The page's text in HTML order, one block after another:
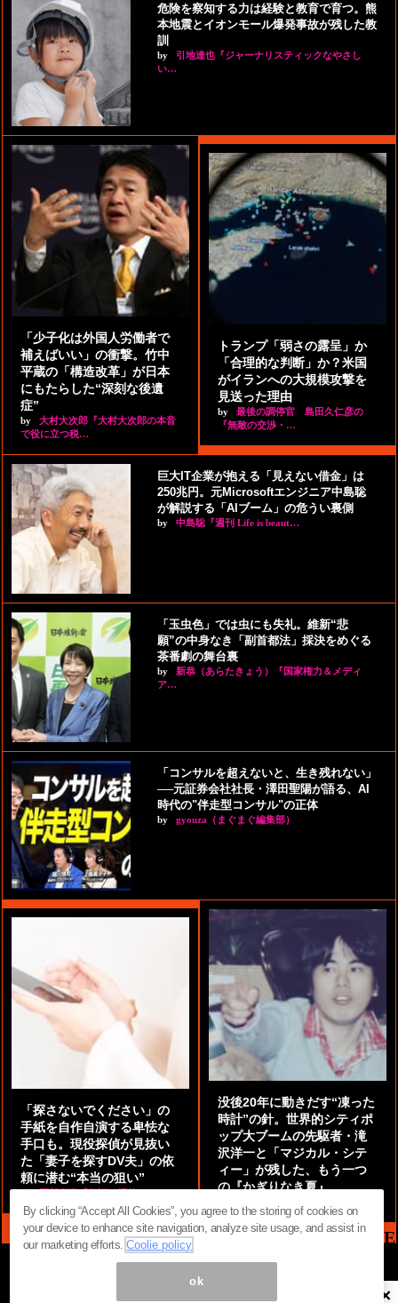
危険を察知する力は経験と教育で育つ。熊
本地震とイオンモール爆発事故が残した教
訓
by
引地達也『ジャーナリスティックなやさし
い…
「少子化は外国人労働者で
補えばいい」の衝撃。竹中
平蔵の「構造改革」が日本
にもたらした“深刻な後遺
症”
by
大村大次郎『大村大次郎の本音
で役に立つ税…
トランプ「弱さの露呈」か
「合理的な判断」か？米国
がイランへの大規模攻撃を
見送った理由
by
最後の調停官 島田久仁彦の
『無敵の交渉・…
巨大IT企業が抱える「見えない借金」は
250兆円。元Microsoftエンジニア中島聡
が解説する「AIブーム」の危うい裏側
by 中島聡『週刊 Life is beaut…
「玉虫色」では虫にも失礼。維新“悲
願”の中身なき「副首都法」採決をめぐる
茶番劇の舞台裏
by
新恭（あらたきょう）『国家権力＆メディ
ア…
「コンサルを超えないと、生き残れない」
──元証券会社社長・澤田聖陽が語る、AI
時代の"伴走型コンサル"の正体
by gyouza（まぐまぐ編集部）
「探さないでください」の
手紙を自作自演する卑怯な
手口も。現役探偵が見抜い
た「妻子を探すDV夫」の依
頼に潜む“本当の狙い”
by 阿部泰尚『伝説の探偵』
没後20年に動きだす“凍った
時計”の針。世界的シティポ
ップ大ブームの先駆者・滝
沢洋一と「マジカル・シテ
ィー」が残した、もう一つ
の『かぎりなき夏』
MAG2 NEWS HEADLINE
×
By clicking “Accept All Cookies”, you agree to the storing of cookies on
your device to enhance site navigation, analyze site usage, and assist in
our marketing efforts.Coolie policy
ok